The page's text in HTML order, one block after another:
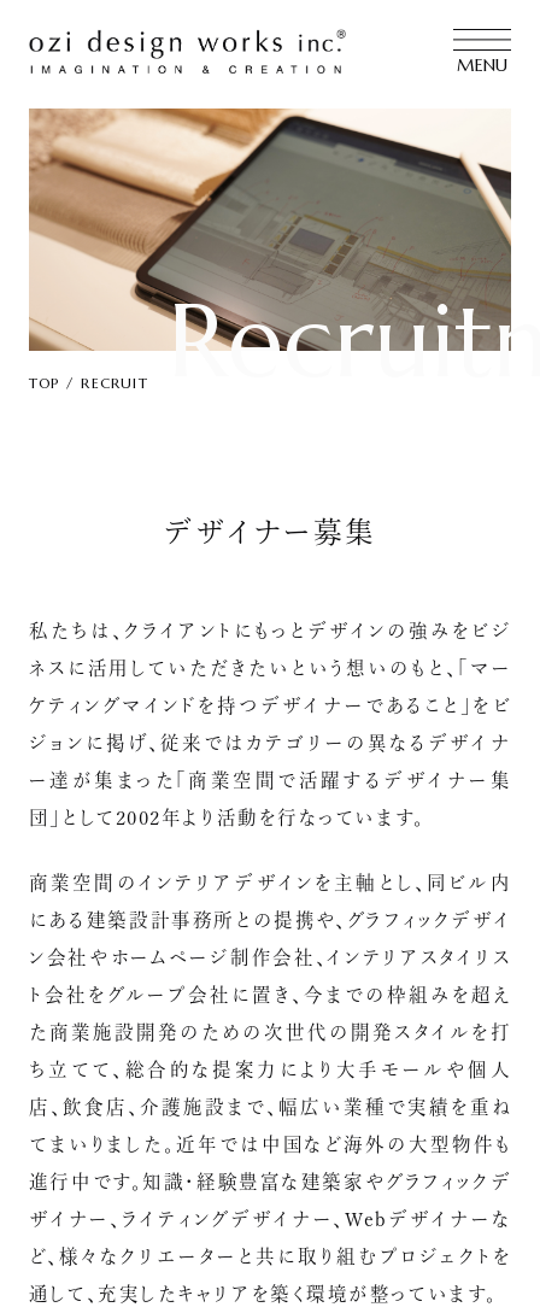
TOP RECRUIT
デザイナー募集
私たちは、クライアントにもっとデザインの強みをビジ
ネスに活用していただきたいという想いのもと、「マー
ケティングマインドを持つデザイナーであること」をビ
ジョンに掲げ、従来ではカテゴリーの異なるデザイナ
ー達が集まった「商業空間で活躍するデザイナー集
団」として2002年より活動を行なっています。
商業空間のインテリアデザインを主軸とし、同ビル内
にある建築設計事務所との提携や、グラフィックデザイ
ン会社やホームページ制作会社、インテリアスタイリス
ト会社をグループ会社に置き、今までの枠組みを超え
た商業施設開発のための次世代の開発スタイルを打
ち立てて、総合的な提案力により大手モールや個人
店、飲食店、介護施設まで、幅広い業種で実績を重ね
てまいりました。近年では中国など海外の大型物件も
進行中です。知識・経験豊富な建築家やグラフィックデ
ザイナー、ライティングデザイナー、Webデザイナーな
ど、様々なクリエーターと共に取り組むプロジェクトを
通して、充実したキャリアを築く環境が整っています。
MENU